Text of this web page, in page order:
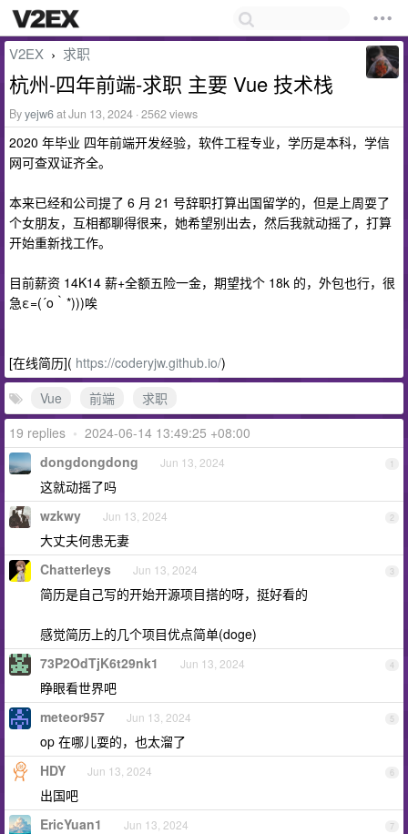
V2EX › 求职
杭州-四年前端-求职 主要 Vue 技术栈
Byyejw6at Jun 13, 2024 · 2562 views
2020 年毕业 四年前端开发经验，软件工程专业，学历是本科，学信
网可查双证齐全。
本来已经和公司提了 6 月 21 号辞职打算出国留学的，但是上周耍了
个女朋友，互相都聊得很来，她希望别出去，然后我就动摇了，打算
开始重新找工作。
目前薪资 14K14 薪+全额五险一金，期望找个 18k 的，外包也行，很
急ε=(´ο｀*)))唉
[在线简历]( https://coderyjw.github.io/)
Vue
前端
求职
19 replies • 2024-06-14 13:49:25 +08:00
1
dongdongdong Jun 13, 2024
这就动摇了吗
2
wzkwy Jun 13, 2024
大丈夫何患无妻
3
Chatterleys Jun 13, 2024
简历是自己写的开始开源项目搭的呀，挺好看的
感觉简历上的几个项目优点简单(doge)
4
73P2OdTjK6t29nk1 Jun 13, 2024
睁眼看世界吧
5
meteor957 Jun 13, 2024
op 在哪儿耍的，也太溜了
6
HDY Jun 13, 2024
出国吧
7
EricYuan1 Jun 13, 2024